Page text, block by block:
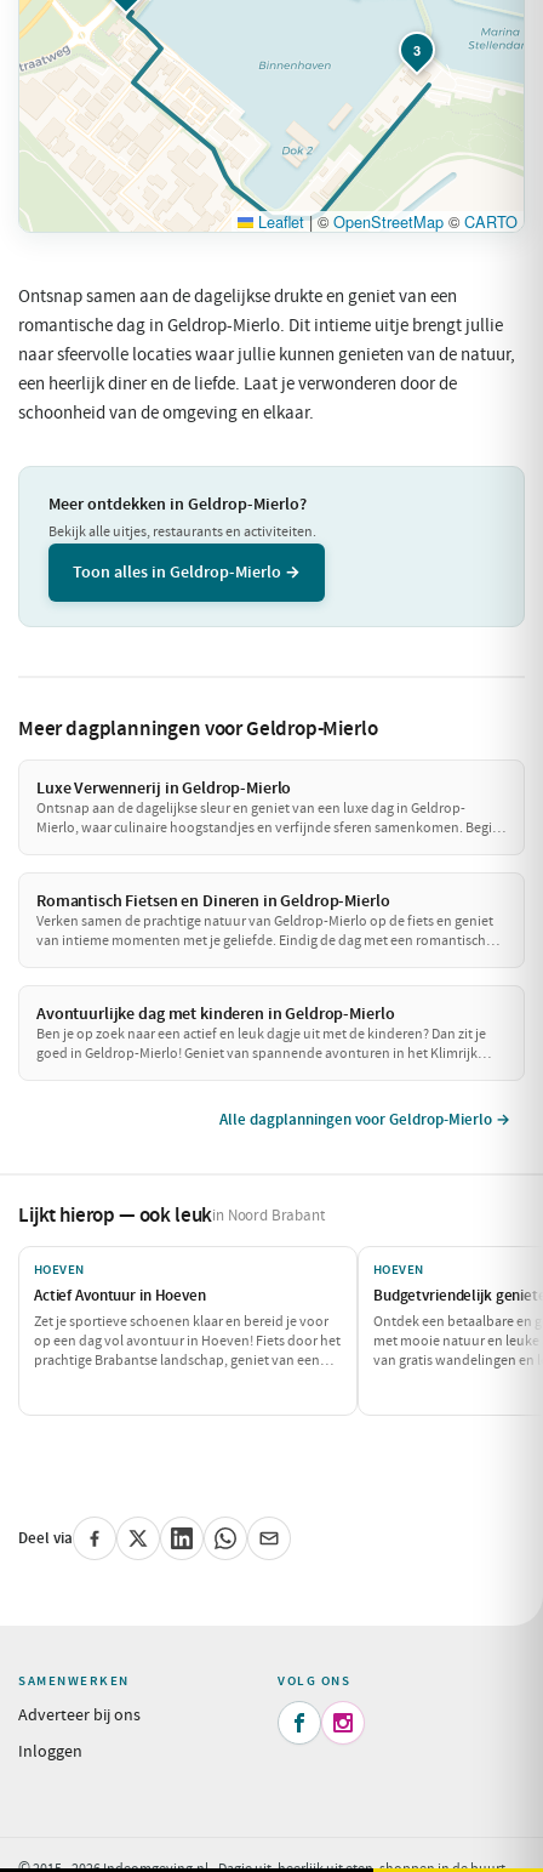
3
Leaflet |© OpenStreetMap © CARTO
Ontsnap samen aan de dagelijkse drukte en geniet van een
romantische dag in Geldrop-Mierlo. Dit intieme uitje brengt jullie
naar sfeervolle locaties waar jullie kunnen genieten van de natuur,
een heerlijk diner en de liefde. Laat je verwonderen door de
schoonheid van de omgeving en elkaar.
Meer ontdekken in Geldrop-Mierlo?
Bekijk alle uitjes, restaurants en activiteiten.
Toon alles in Geldrop-Mierlo →
Meer dagplanningen voor Geldrop-Mierlo
Luxe Verwennerij in Geldrop-Mierlo
Ontsnap aan de dagelijkse sleur en geniet van een luxe dag in Geldrop-
Mierlo, waar culinaire hoogstandjes en verfijnde sferen samenkomen. Begin
Romantisch Fietsen en Dineren in Geldrop-Mierlo
Verken samen de prachtige natuur van Geldrop-Mierlo op de fiets en geniet
van intieme momenten met je geliefde. Eindig de dag met een romantisch
Avontuurlijke dag met kinderen in Geldrop-Mierlo
Ben je op zoek naar een actief en leuk dagje uit met de kinderen? Dan zit je
goed in Geldrop-Mierlo! Geniet van spannende avonturen in het Klimrijk
Alle dagplanningen voor Geldrop-Mierlo →
Lijkt hierop — ook leukin Noord Brabant
HOEVEN
Actief Avontuur in Hoeven
Zet je sportieve schoenen klaar en bereid je voor
op een dag vol avontuur in Hoeven! Fiets door het
prachtige Brabantse landschap, geniet van een
gelegenheid om actief bezig te zijn in de natuur!
HOEVEN
Budgetvriendelijk
Ontdek een betaalbare en
met mooie natuur en
van gratis wandelingen en
Deel via
SAMENWERKEN
Adverteer bij ons
Inloggen
VOLG ONS
 